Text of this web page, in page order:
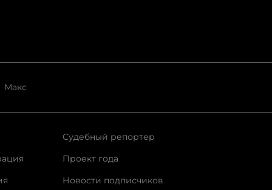
Макс
Судебный репортер
Проект года
Новости подписчиков